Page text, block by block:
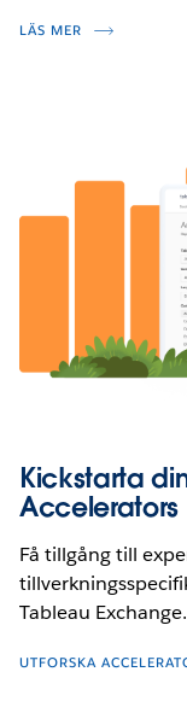
LÄS MER
Kickstarta
Accelerators
Få tillgång till
Tableau Exchange.
UTFORSKA